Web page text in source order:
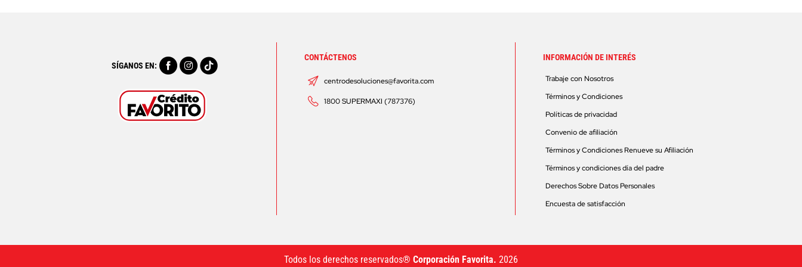
SÍGANOS EN:
CONTÁCTENOS
centrodesoluciones@favorita.com
1800 SUPERMAXI (787376)
INFORMACIÓN DE INTERÉS
Trabaje con Nosotros
Términos y Condiciones
Políticas de privacidad
Convenio de afiliación
Términos y Condiciones Renueve su Afiliación
Términos y condiciones día del padre
Derechos Sobre Datos Personales
Encuesta de satisfacción
Todos los derechos reservados® Corporación Favorita. 2026